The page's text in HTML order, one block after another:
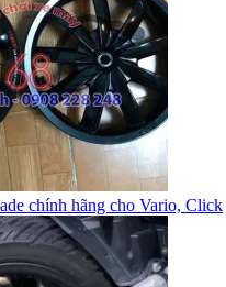
chính hãng cho Vario, Click